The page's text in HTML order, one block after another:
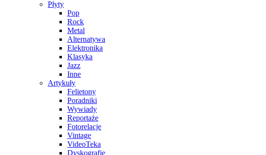
Płyty
Pop
Rock
Metal
Alternatywa
Elektronika
Klasyka
Jazz
Inne
Artykuły
Felietony
Poradniki
Wywiady
Reportaże
Fotorelacje
Vintage
VideoTeka
Dyskografie